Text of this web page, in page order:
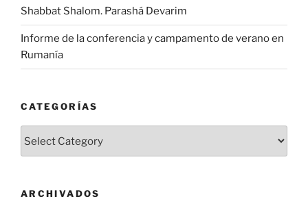
Shabbat Shalom. Parashá Devarim
Informe de la conferencia y campamento de verano en
Rumanía
CATEGORÍAS
ARCHIVADOS